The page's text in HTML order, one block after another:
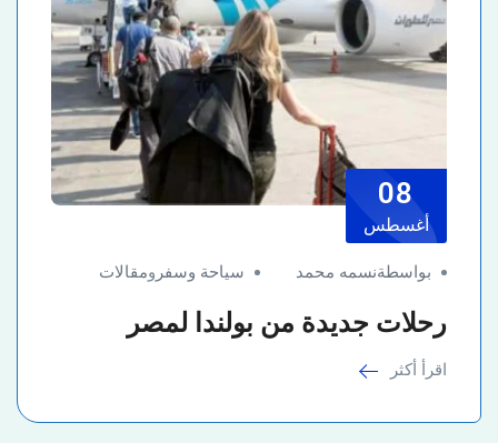
08
أغسطس
بواسطةنسمه محمد سياحة وسفر ومقالات
رحلات جديدة من بولندا لمصر
اقرأ أكثر